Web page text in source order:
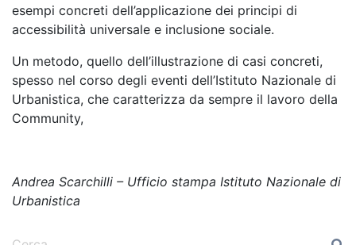
esempi concreti dell’applicazione dei principi di
accessibilità universale e inclusione sociale.
Un metodo, quello dell’illustrazione di casi concreti,
spesso nel corso degli eventi dell’Istituto Nazionale di
Urbanistica, che caratterizza da sempre il lavoro della
Community,
Andrea Scarchilli – Ufficio stampa Istituto Nazionale di
Urbanistica